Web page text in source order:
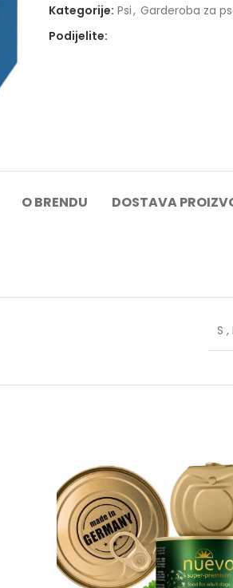
Kategorije: Psi, Garderoba za
Podijelite:
O BRENDU DOSTAVA
S ,